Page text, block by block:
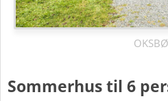
Sommerhus til 6